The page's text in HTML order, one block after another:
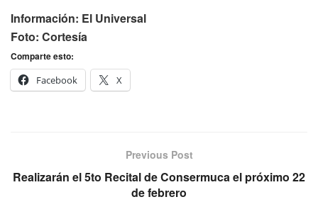
Información: El Universal
Foto: Cortesía
Comparte esto:
Facebook
X
Previous Post
Realizarán el 5to Recital de Consermuca el próximo 22
de febrero